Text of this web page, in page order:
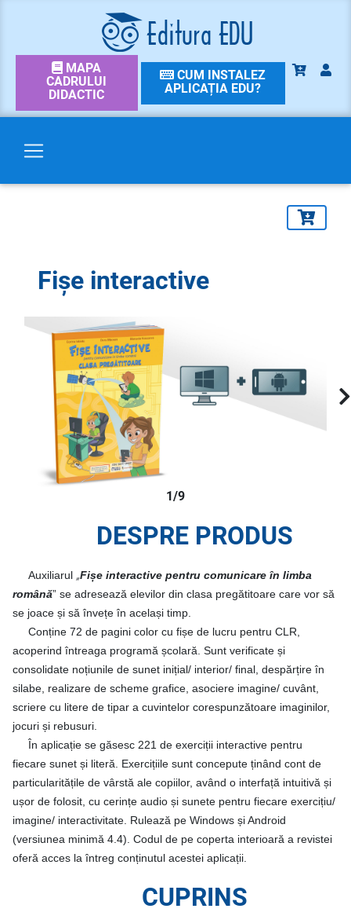
MAPA
CADRULUI
DIDACTIC
CUM INSTALEZ
APLICAȚIA EDU?
Fișe interactive
1/9
DESPRE PRODUS
Auxiliarul „Fișe interactive pentru comunicare în limba
română” se adresează elevilor din clasa pregătitoare care vor să
se joace și să învețe în același timp.
Conține 72 de pagini color cu fișe de lucru pentru CLR,
acoperind întreaga programă școlară. Sunt verificate și
consolidate noțiunile de sunet inițial/ interior/ final, despărțire în
silabe, realizare de scheme grafice, asociere imagine/ cuvânt,
scriere cu litere de tipar a cuvintelor corespunzătoare imaginilor,
jocuri și rebusuri.
În aplicație se găsesc 221 de exerciții interactive pentru
fiecare sunet și literă. Exercițiile sunt concepute ținând cont de
particularitățile de vârstă ale copiilor, având o interfață intuitivă și
ușor de folosit, cu cerințe audio și sunete pentru fiecare exercițiu/
imagine/ interactivitate. Rulează pe Windows și Android
(versiunea minimă 4.4). Codul de pe coperta interioară a revistei
oferă acces la întreg conținutul acestei aplicații.
CUPRINS